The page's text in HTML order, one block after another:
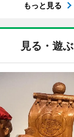
もっと見る
見る・遊ぶ